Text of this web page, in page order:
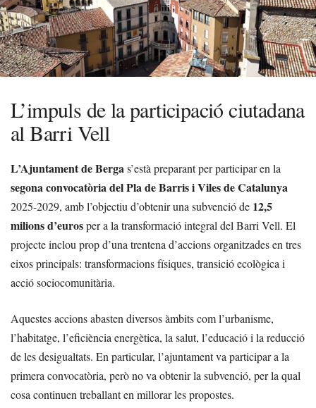
L’impuls de la participació ciutadana
al Barri Vell
L’Ajuntament de Bergas’està preparant per participar en la
segona convocatòria del Pla de Barris i Viles de Catalunya
2025-2029, amb l’objectiu d’obtenir una subvenció de 12,5
milions d’eurosper a la transformació integral del Barri Vell. El
projecte inclou prop d’una trentena d’accions organitzades en tres
eixos principals: transformacions físiques, transició ecològica i
acció sociocomunitària.
Aquestes accions abasten diversos àmbits com l’urbanisme,
l’habitatge, l’eficiència energètica, la salut, l’educació i la reducció
de les desigualtats. En particular, l’ajuntament va participar a la
primera convocatòria, però no va obtenir la subvenció, per la qual
cosa continuen treballant en millorar les propostes.